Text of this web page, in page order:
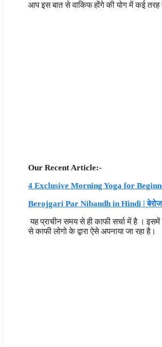
आप इस बात से वाकिफ होंगे की योग में कई
Our Recent Article:-
4 Exclusive Morning Yoga for
Berojgari Par Nibandh in Hindi |
यह प्राचीन समय से ही काफी सर्चा में है ।
से काफी लोगो के द्वारा ऐसे अपनाया जा रहा है।